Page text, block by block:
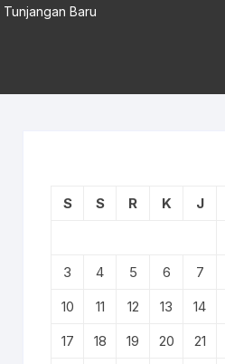
Baru
S S R K J
3
4 5 6 7
10
11 12 13 14
17
18 19 20 21